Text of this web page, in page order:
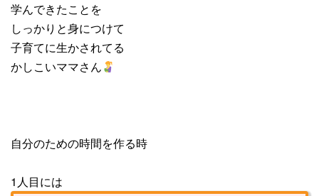
学んできたことを
しっかりと身につけて
子育てに生かされてる
かしこいママさん
自分のための時間を作る時
1人目には